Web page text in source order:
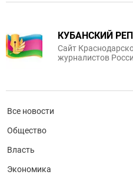
КУБАНСКИЙ
Сайт
журналистов
Все новости
Общество
Власть
Экономика